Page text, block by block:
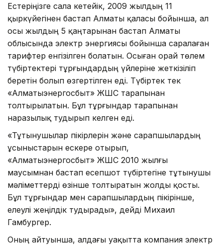
Естеріңізге сала кетейік, 2009 жылдың 11
қыркүйегінен бастап Алматы қаласы бойынша, ал
осы жылдың 5 қаңтарынан бастап Алматы
облысында электр энергиясы бойынша саралаған
тарифтер енгізілген болатын. Осыған орай төлем
түбіртектері тұрғындардың үйлеріне жеткізіліп
беретін болып өзгертілген еді. Түбіртек тек
«Алматыэнергосбыт» ЖШС тарапынан
толтырылатын. Бұл тұрғындар тарапынан
наразылық тудырып келген еді.
«Тұтынушылар пікірлерін және сарапшылардың
ұсыныстарын ескере отырып,
«Алматыэнергосбыт» ЖШС 2010 жылғы
маусымнан бастап есепшот түбіртегіне тұтынушы
мәліметтерді өзінше толтыратын жолды қосты.
Бұл тұрғындар мен сарапшылардың пікірінше,
елеулі жеңілдік тудырады», дейді Михаил
Гамбургер.
Оның айтуынша, алдағы уақытта компания электр